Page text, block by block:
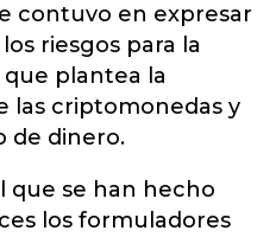
contuvo en expresar
riesgos para la
plantea la
las criptomonedas y
de dinero.
que se han hecho
los formuladores